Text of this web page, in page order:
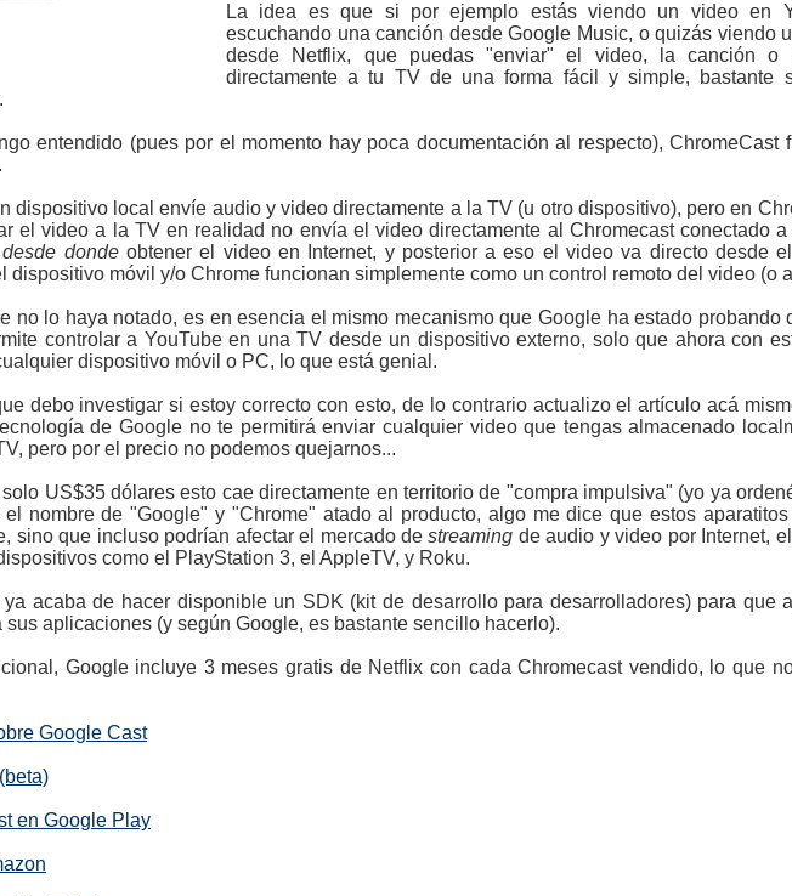
La idea es que si por ejemplo estás viendo un video en
escuchando una canción desde Google Music, o quizás viendo
desde Netflix, que puedas "enviar" el video, la canción o
directamente a tu TV de una forma fácil y simple, bastante
entendido (pues por el momento hay poca documentación al respecto), ChromeCast
dispositivo local envíe audio y video directamente a la TV (u otro dispositivo), pero en
el video a la TV en realidad no envía el video directamente al Chromecast conectado
desde dondeobtener el video en Internet, y posterior a eso el video va directo desde el
dispositivo móvil y/o Chrome funcionan simplemente como un control remoto del video (o
no lo haya notado, es en esencia el mismo mecanismo que Google ha estado probando
controlar a YouTube en una TV desde un dispositivo externo, solo que ahora con
dispositivo móvil o PC, lo que está genial.
debo investigar si estoy correcto con esto, de lo contrario actualizo el artículo acá
de Google no te permitirá enviar cualquier video que tengas almacenado
pero por el precio no podemos quejarnos...
US$35 dólares esto cae directamente en territorio de "compra impulsiva" (yo ya
nombre de "Google" y "Chrome" atado al producto, algo me dice que estos
sino que incluso podrían afectar el mercado destreaming de audio y video por Internet,
como el PlayStation 3, el AppleTV, y Roku.
acaba de hacer disponible un SDK (kit de desarrollo para desarrolladores) para que
aplicaciones (y según Google, es bastante sencillo hacerlo).
Google incluye 3 meses gratis de Netflix con cada Chromecast vendido, lo que
Google Cast
en Google Play